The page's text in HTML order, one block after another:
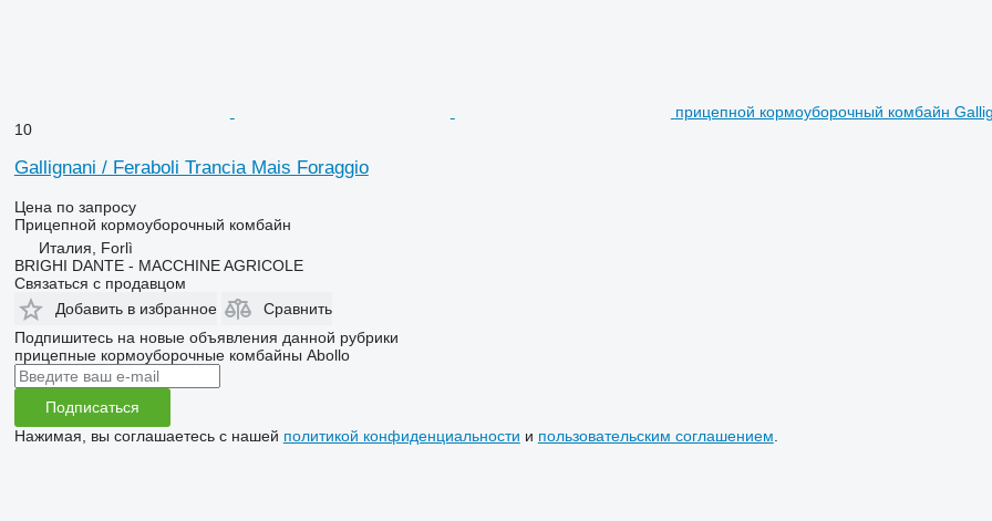
прицепной кормоуборочный комбайн
10
Gallignani / Feraboli Trancia Mais Foraggio
Цена по запросу
Прицепной кормоуборочный комбайн
Италия, Forlì
BRIGHI DANTE - MACCHINE AGRICOLE
Связаться с продавцом
Добавить в избранное
Сравнить
Подпишитесь на новые объявления данной рубрики
прицепные кормоуборочные комбайны Abollo
Подписаться
Нажимая, вы соглашаетесь с нашей политикой конфиденциальности и пользовательским соглашением